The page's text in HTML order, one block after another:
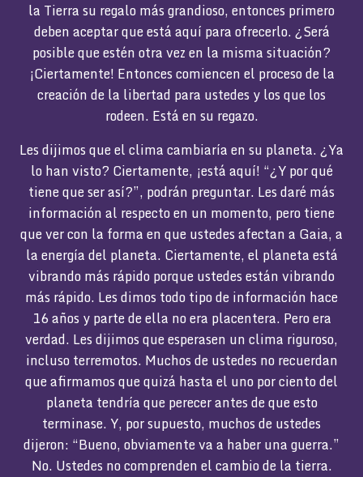
la Tierra su regalo más grandioso, entonces primero
deben aceptar que está aquí para ofrecerlo. ¿Será
posible que estén otra vez en la misma situación?
¡Ciertamente! Entonces comiencen el proceso de la
creación de la libertad para ustedes y los que los
rodeen. Está en su regazo.
Les dijimos que el clima cambiaría en su planeta. ¿Ya
lo han visto? Ciertamente, ¡está aquí! “¿Y por qué
tiene que ser así?”, podrán preguntar. Les daré más
información al respecto en un momento, pero tiene
que ver con la forma en que ustedes afectan a Gaia, a
la energía del planeta. Ciertamente, el planeta está
vibrando más rápido porque ustedes están vibrando
más rápido. Les dimos todo tipo de información hace
16 años y parte de ella no era placentera. Pero era
verdad. Les dijimos que esperasen un clima riguroso,
incluso terremotos. Muchos de ustedes no recuerdan
que afirmamos que quizá hasta el uno por ciento del
planeta tendría que perecer antes de que esto
terminase. Y, por supuesto, muchos de ustedes
dijeron: “Bueno, obviamente va a haber una guerra.”
No. Ustedes no comprenden el cambio de la tierra.